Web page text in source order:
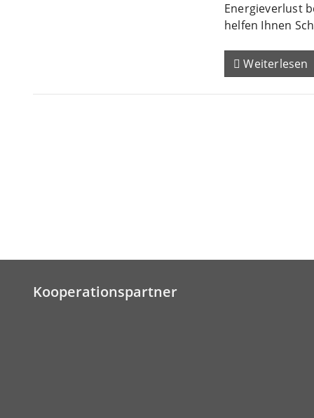
Energieverlust
helfen Ihnen
Weiterlesen
Kooperationspartner